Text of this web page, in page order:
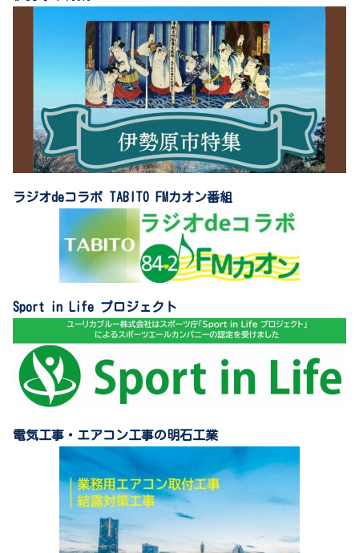
ラジオdeコラボ TABITO FMカオン番組
Sport in Life プロジェクト
電気工事・エアコン工事の明石工業